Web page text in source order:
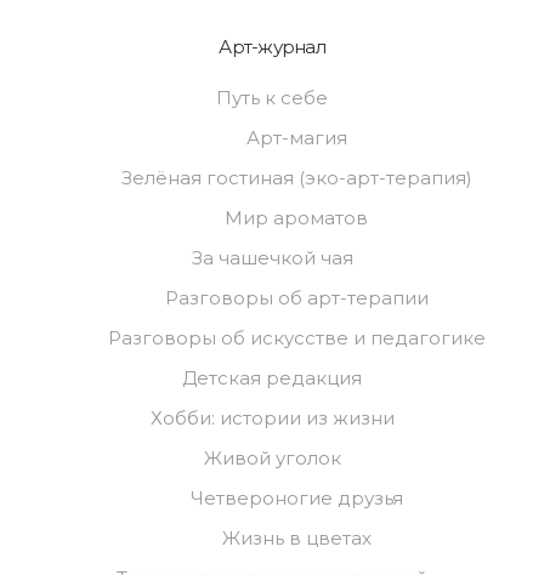
Арт-журнал
Путь к себе
Арт-магия
Зелёная гостиная (эко-арт-терапия)
Мир ароматов
За чашечкой чая
Разговоры об арт-терапии
Разговоры об искусстве и педагогике
Детская редакция
Хобби: истории из жизни
Живой уголок
Четвероногие друзья
Жизнь в цветах